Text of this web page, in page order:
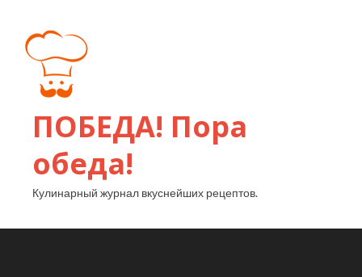
ПОБЕДА! Пора
обеда!
Кулинарный журнал вкуснейших рецептов.